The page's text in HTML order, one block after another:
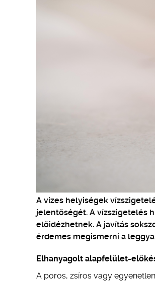
A vizes helyiségek
jelentőségét. A vízszigetelés
előidézhetnek. A javítás
érdemes megismerni a
Elhanyagolt alapfelület-
A poros, zsíros vagy